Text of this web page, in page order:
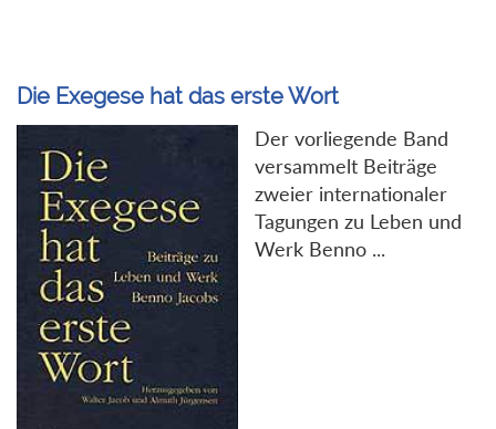
Die Exegese hat das erste Wort
Der vorliegende Band
versammelt Beiträge
zweier internationaler
Tagungen zu Leben und
Werk Benno ...